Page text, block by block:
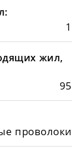
1
жил,
95
проволоки